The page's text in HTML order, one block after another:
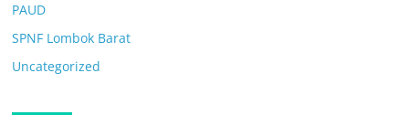
PAUD
SPNF Lombok Barat
Uncategorized